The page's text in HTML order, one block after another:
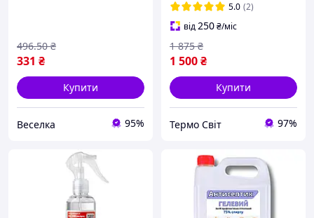
331 ₴
496.50 ₴
Купити
Веселка 95%
5.0 (2)
від250₴/міс
1 500₴
1 875 ₴
Купити
Термо Свiт 97%